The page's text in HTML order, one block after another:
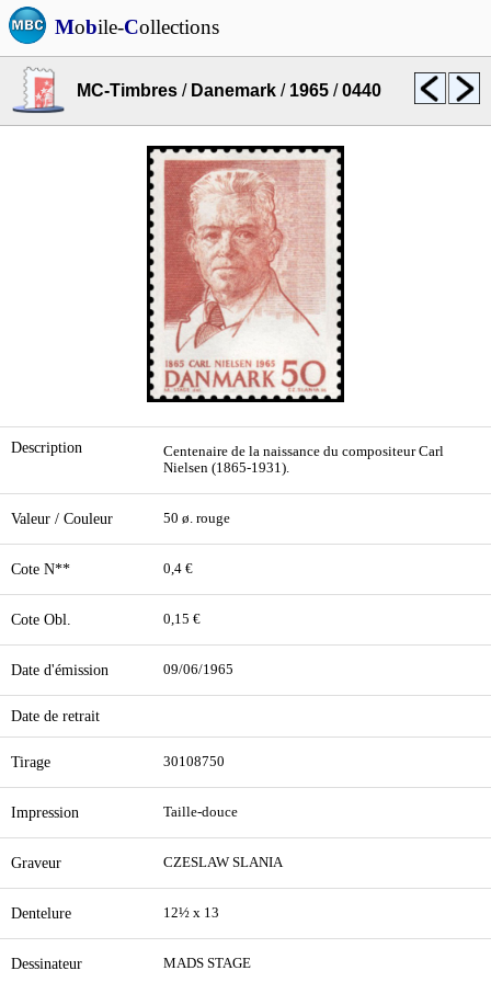
Mobile-Collections
MC-Timbres / Danemark / 1965 /0440
Description
Centenaire de la naissance du compositeur Carl
Nielsen (1865-1931).
Valeur / Couleur 50 ø. rouge
Cote N** 0,4 €
Cote Obl. 0,15 €
Date d'émission 09/06/1965
Date de retrait
Tirage 30108750
Impression Taille-douce
Graveur CZESLAW SLANIA
Dentelure 12½ x 13
Dessinateur MADS STAGE